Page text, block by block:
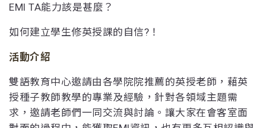
EMI TA能力該是甚麼？
如何建立學生修英授課的自信?！
活動介紹
雙語教育中心邀請由各學院院推薦的英授老師，藉英
授種子教師教學的專業及經驗，針對各領域主題需
求，邀請老師們一同交流與討論。讓大家在會客室面